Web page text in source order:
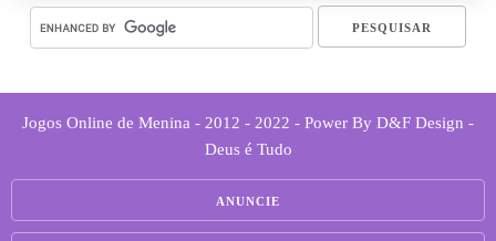
Jogos Online de Menina - 2012 - 2022 - Power By D&F Design -
Deus é Tudo
ANUNCIE